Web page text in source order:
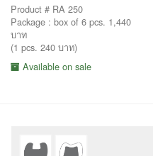
Product # RA 250
Package : box of 6 pcs. 1,440
บาท
(1 pcs. 240 บาท)
Available on sale